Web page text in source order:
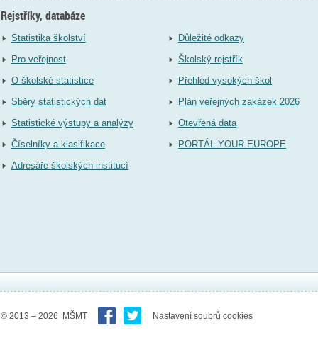
Rejstříky, databáze
Statistika školství
Pro veřejnost
O školské statistice
Sběry statistických dat
Statistické výstupy a analýzy
Číselníky a klasifikace
Adresáře školských institucí
Důležité odkazy
Školský rejstřík
Přehled vysokých škol
Plán veřejných zakázek 2026
Otevřená data
PORTÁL YOUR EUROPE
© 2013 – 2026 MŠMT Nastavení soubrů cookies